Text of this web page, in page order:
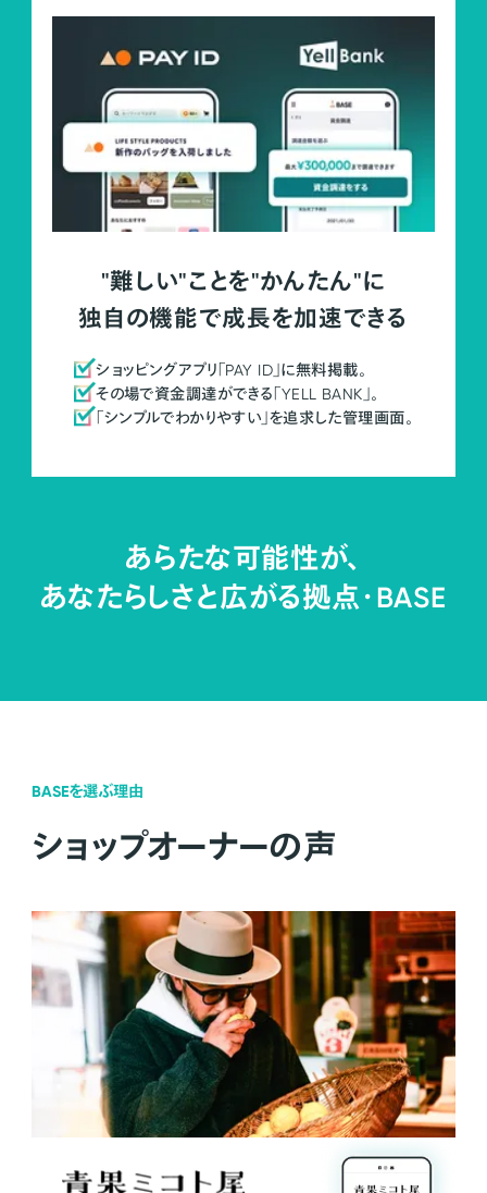
"難しい"ことを"かんたん"に
独自の機能で成長を加速できる
ショッピングアプリ「PAY ID」に無料掲載。
その場で資金調達ができる「YELL BANK」。
「シンプルでわかりやすい」を追求した管理画面。
あらたな可能性が、
あなたらしさと広がる拠点・BASE
BASEを選ぶ理由
ショップオーナーの声